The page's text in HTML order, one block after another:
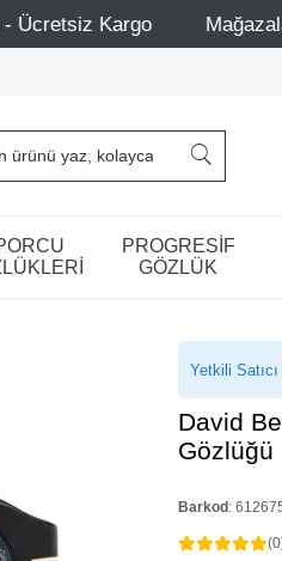
– Bağdat
PROGRESİF
GÖZLÜK
Yetkili Satıcı
David
Gözlüğü
Barkod :